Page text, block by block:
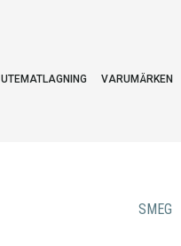
UTEMATLAGNING VARUMÄRKEN
SMEG